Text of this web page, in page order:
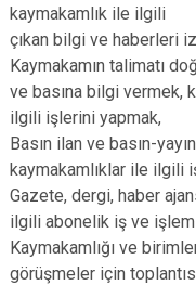
kaymakamlık ile ilgili
çıkan bilgi ve haberleri
Kaymakamın talimatı
ve basına bilgi vermek,
ilgili işlerini yapmak,
Basın ilan ve basın-
kaymakamlıklar ile ilgili
Gazete, dergi, haber
ilgili abonelik iş ve
Kaymakamlığı ve
görüşmeler için